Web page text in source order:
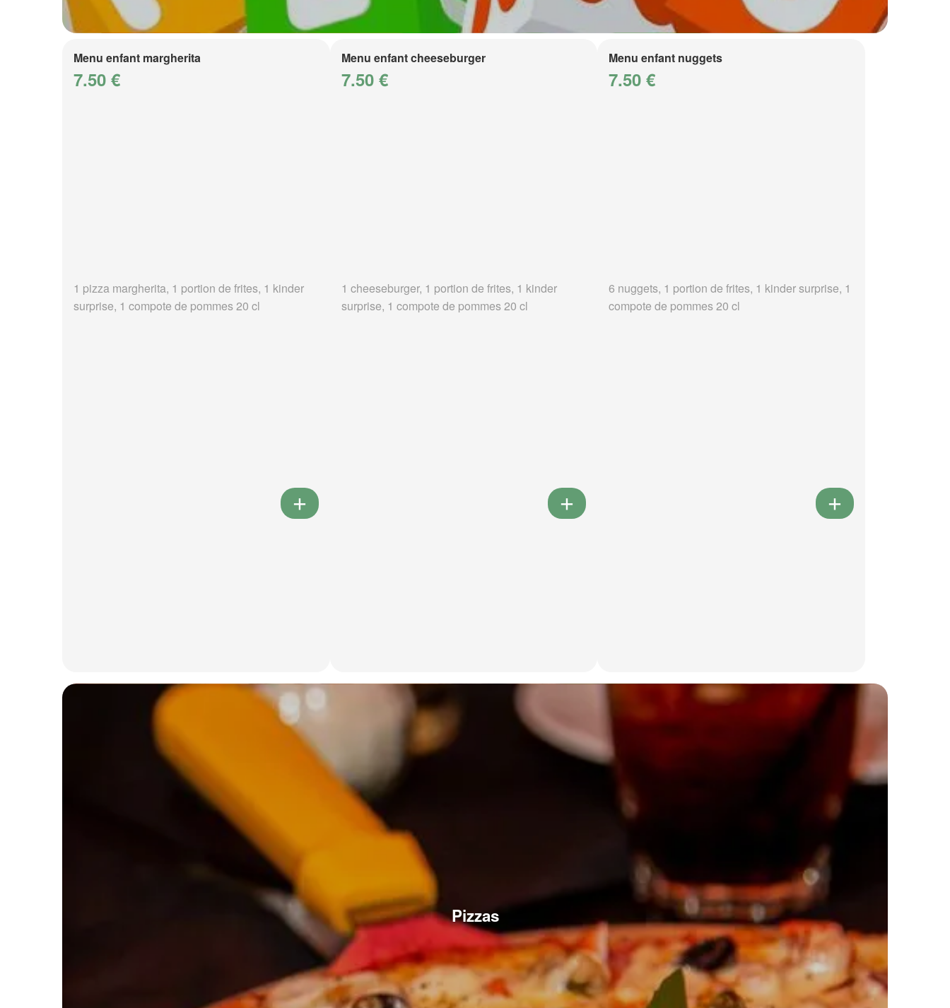
Menu enfant margherita
7.50 €
1 pizza margherita, 1 portion de frites, 1 kinder
surprise, 1 compote de pommes 20 cl
Menu enfant cheeseburger
7.50 €
1 cheeseburger, 1 portion de frites, 1 kinder
surprise, 1 compote de pommes 20 cl
Menu enfant nuggets
7.50 €
6 nuggets, 1 portion de frites, 1 kinder surprise, 1
compote de pommes 20 cl
Pizzas